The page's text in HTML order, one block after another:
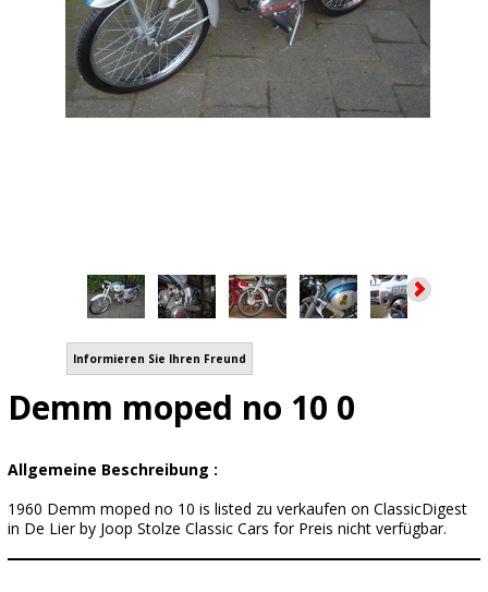
Informieren Sie Ihren Freund
Demm moped no 10 0
Allgemeine Beschreibung :
1960 Demm moped no 10 is listed zu verkaufen on ClassicDigest
in De Lier by Joop Stolze Classic Cars for Preis nicht verfügbar.